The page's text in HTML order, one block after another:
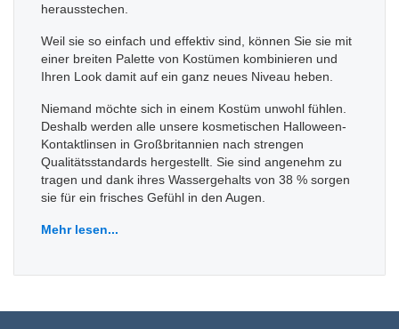
herausstechen.
Weil sie so einfach und effektiv sind, können Sie sie mit
einer breiten Palette von Kostümen kombinieren und
Ihren Look damit auf ein ganz neues Niveau heben.
Niemand möchte sich in einem Kostüm unwohl fühlen.
Deshalb werden alle unsere kosmetischen Halloween-
Kontaktlinsen in Großbritannien nach strengen
Qualitätsstandards hergestellt. Sie sind angenehm zu
tragen und dank ihres Wassergehalts von 38 % sorgen
sie für ein frisches Gefühl in den Augen.
Mehr lesen...